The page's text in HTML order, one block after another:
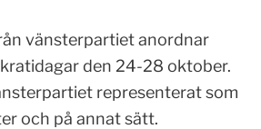
vänsterpartiet anordnar
den 24-28 oktober.
representerat som
och på annat sätt.